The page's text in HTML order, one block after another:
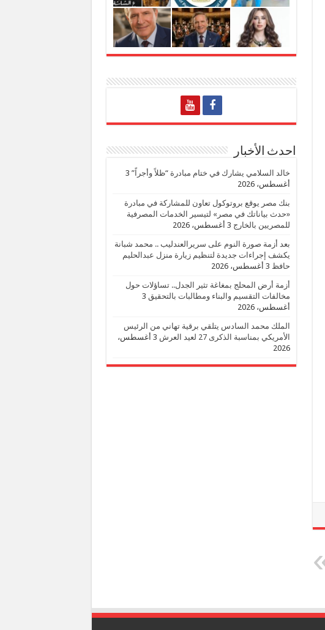
احدث الأخبار
خالد السلامي يشارك في ختام مبادرة “ظلاً وأجراً” 3
أغسطس، 2026
بنك مصر يوقع بروتوكول تعاون للمشاركة في مبادرة
«حدث بياناتك في مصر» لتيسير الخدمات المصرفية
للمصريين بالخارج 3 أغسطس، 2026
بعد أزمة صورة النوم على سريرالعندليب .. محمد شبانة
يكشف إجراءات جديدة لتنظيم زيارة منزل عبدالحليم
حافظ 3 أغسطس، 2026
أزمة أرض المحلج بمغاغة تثير الجدل.. تساؤلات حول
مخالفات التقسيم والبناء ومطالبات بالتحقيق 3
أغسطس، 2026
الملك محمد السادس يتلقي برقية تهاني من الرئيس
الأمريكي بمناسبة الذكرى 27 لعيد العرش
3 أغسطس،
2026